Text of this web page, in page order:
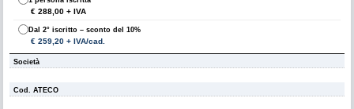
€ 288,00 + IVA
Dal 2° iscritto – sconto del 10%
€ 259,20 + IVA/cad.
Società
Cod. ATECO